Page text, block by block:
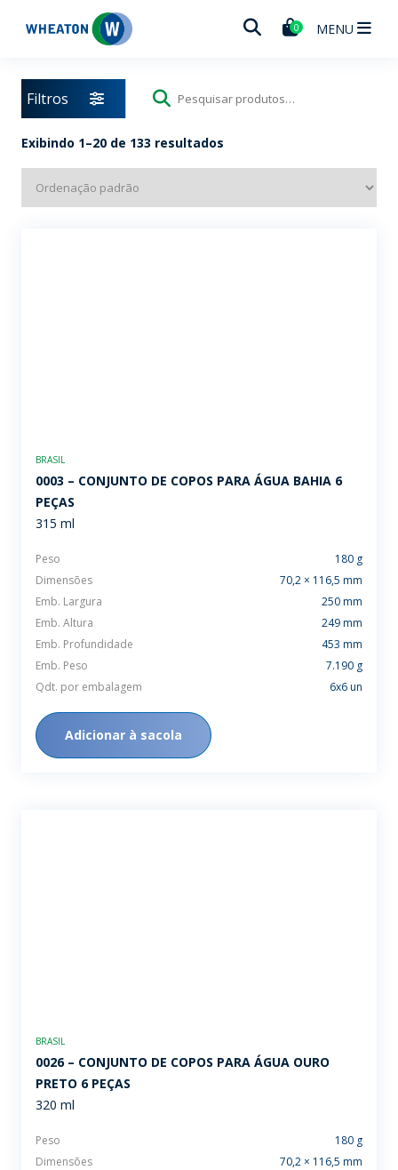
Wheaton 0 MENU
Filtros
Pesquisar
Exibindo 1–20 de 133 resultados
BRASIL
0003 – CONJUNTO DE COPOS PARA ÁGUA BAHIA 6
PEÇAS
315 ml
Peso
180 g
Dimensões
70,2 × 116,5 mm
Emb. Largura
250 mm
Emb. Altura
249 mm
Emb. Profundidade
453 mm
Emb. Peso
7.190 g
Qdt. por embalagem
6x6 un
Adicionar à sacola
BRASIL
0026 – CONJUNTO DE COPOS PARA ÁGUA OURO
PRETO 6 PEÇAS
320 ml
Peso
180 g
Dimensões
70,2 × 116,5 mm